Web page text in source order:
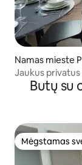
Namas mieste
Jaukus privatus
ir senamiesčio
Butų su
Mėgstamas
Mėgstamas